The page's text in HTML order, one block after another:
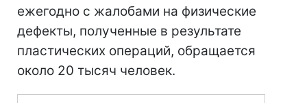
ежегодно с жалобами на физические
дефекты, полученные в результате
пластических операций, обращается
около 20 тысяч человек.